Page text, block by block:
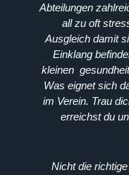
Abteilungen
all zu oft
Ausgleich damit
Einklang
kleinen
Was eignet sich
im Verein. Trau
erreichst du
Nicht die